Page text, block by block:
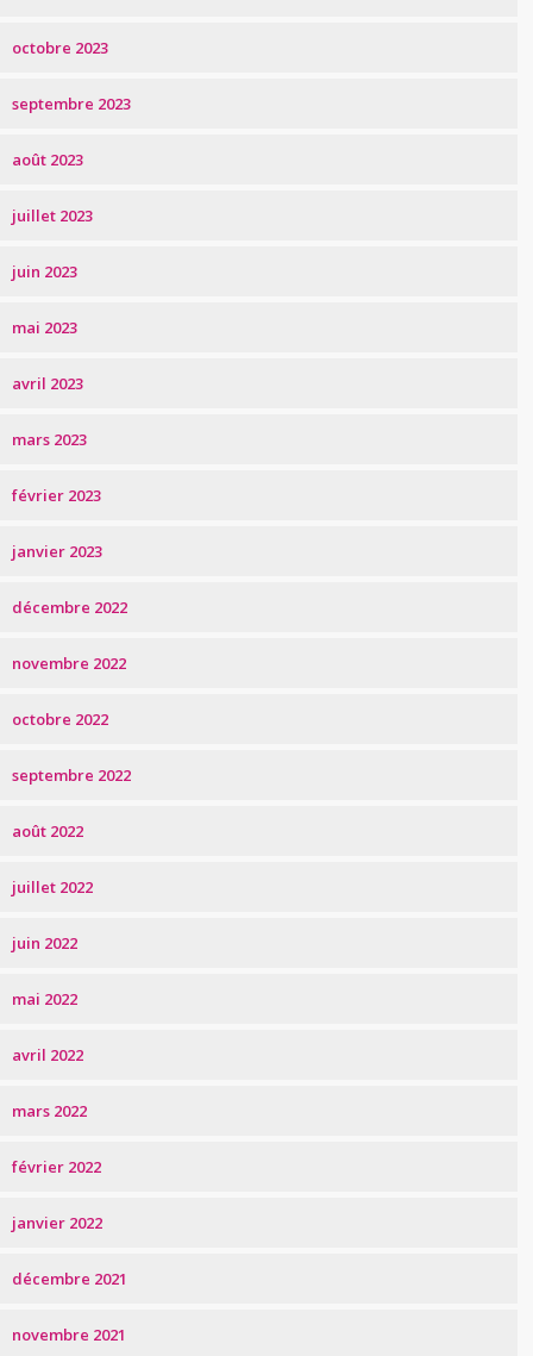
octobre 2023
septembre 2023
août 2023
juillet 2023
juin 2023
mai 2023
avril 2023
mars 2023
février 2023
janvier 2023
décembre 2022
novembre 2022
octobre 2022
septembre 2022
août 2022
juillet 2022
juin 2022
mai 2022
avril 2022
mars 2022
février 2022
janvier 2022
décembre 2021
novembre 2021